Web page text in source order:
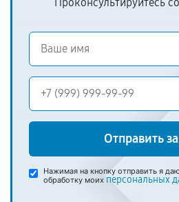
Отправить
Нажимая на кнопку отправить я
обработку моих персональных